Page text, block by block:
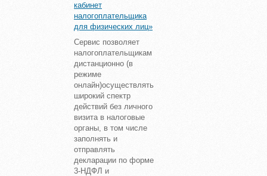
кабинет
налогоплательщика
для физических лиц»
Сервис позволяет
налогоплательщикам
дистанционно (в
режиме
онлайн)осуществлять
широкий спектр
действий без личного
визита в налоговые
органы, в том числе
заполнять и
отправлять
декларации по форме
3-НДФЛ и